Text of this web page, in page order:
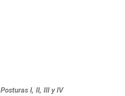
Posturas I, II, III y IV